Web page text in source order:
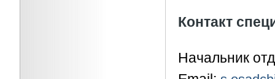
Контакт
Начальник